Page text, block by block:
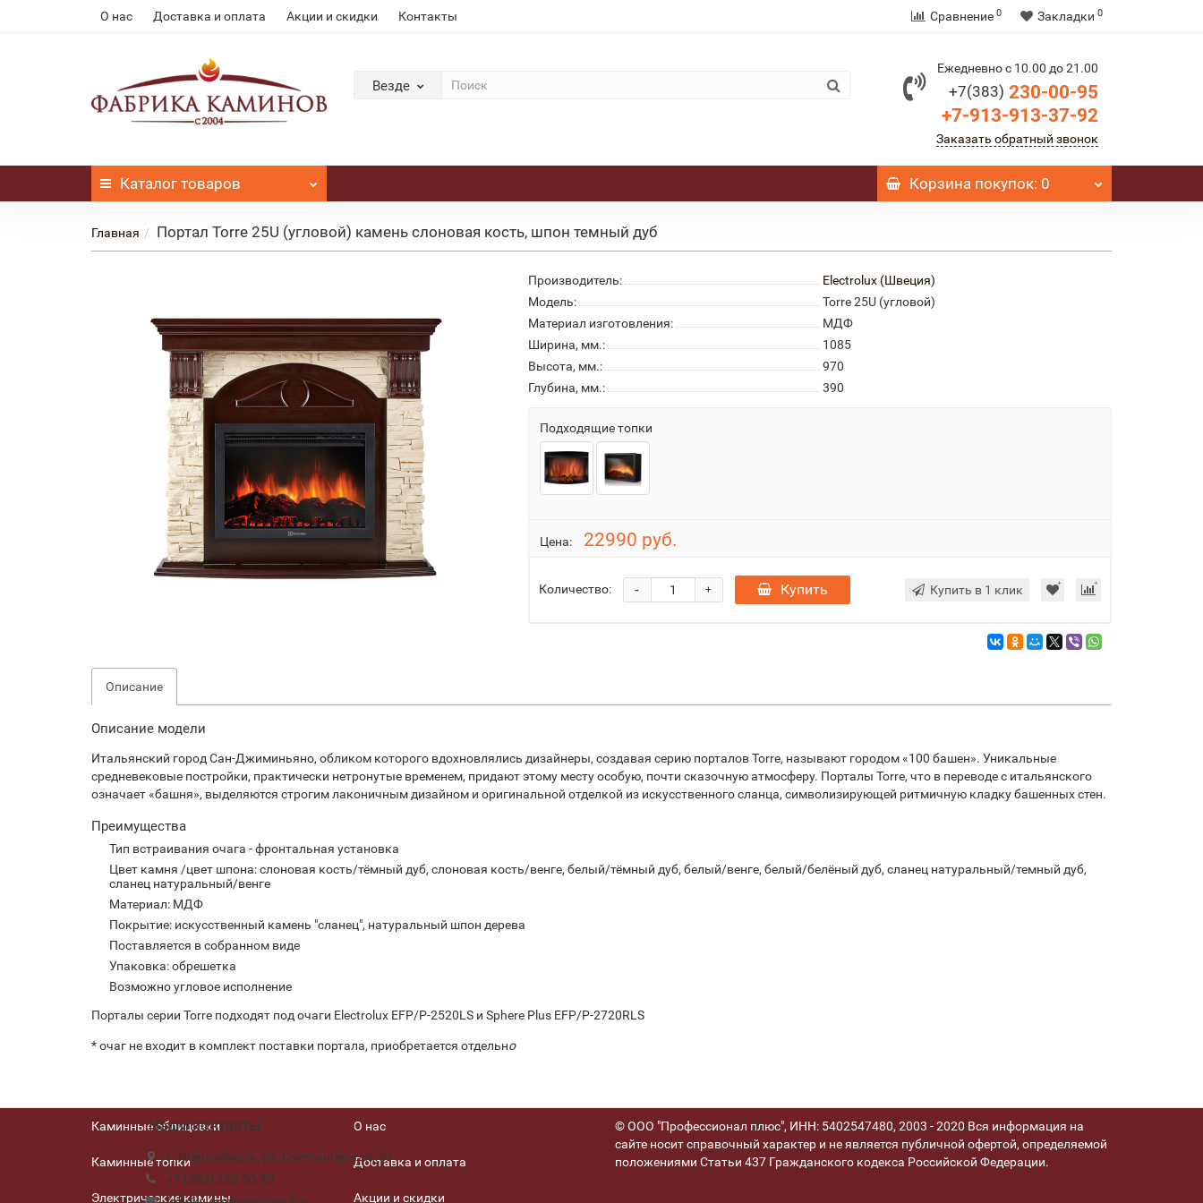
О нас Доставка и оплата Акции и скидки Контакты Сравнение 0 Закладки 0
Везде
Ежедневно с 10.00 до 21.00
+7(383) 230-00-95
+7-913-913-37-92
Заказать обратный звонок
Каталог товаров Корзинапокупок: 0
Главная Портал Torre 25U (угловой) камень слоновая кость, шпон темный дуб
Производитель:
Electrolux (Швеция)
Модель:
Torre 25U (угловой)
Материал изготовления:
МДФ
Ширина, мм.:
1085
Высота, мм.:
970
Глубина, мм.:
390
Подходящие топки
Цена: 22990 руб.
Количество: +
- Купить Купить в 1 клик
Описание
Описание модели
Итальянский город Сан-Джиминьяно, обликом которого вдохновлялись дизайнеры, создавая серию порталов Torre, называют городом «100 башен». Уникальные
средневековые постройки, практически нетронутые временем, придают этому месту особую, почти сказочную атмосферу. Порталы Torre, что в переводе с итальянского
означает «башня», выделяются строгим лаконичным дизайном и оригинальной отделкой из искусственного сланца, символизирующей ритмичную кладку башенных стен.
Преимущества
Тип встраивания очага - фронтальная установка
Цвет камня /цвет шпона: слоновая кость/тёмный дуб, слоновая кость/венге, белый/тёмный дуб, белый/венге, белый/белёный дуб, сланец натуральный/темный дуб,
сланец натуральный/венге
Материал: МДФ
Покрытие: искусственный камень "сланец", натуральный шпон дерева
Поставляется в собранном виде
Упаковка: обрешетка
Возможно угловое исполнение
Порталы серии Torre подходят под очаги Electrolux EFP/P-2520LS и Sphere Plus EFP/P-2720RLS
* очаг не входит в комплект поставки портала, приобретается отдельно
Наши контакты:
г. Новосибирск, ул. Светлановская, 50
+7 (383) 230-00-95
Каминные облицовки
Каминные топки
Электрические камины
О нас
Доставка и оплата
Акции и скидки
© ООО "Профессионал плюс", ИНН: 5402547480, 2003 - 2020 Вся информация на
сайте носит справочный характер и не является публичной офертой, определяемой
положениями Статьи 437 Гражданского кодекса Российской Федерации.